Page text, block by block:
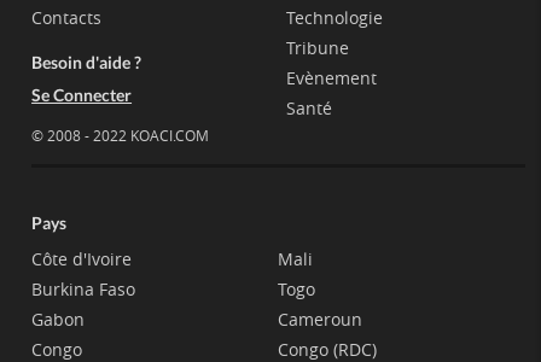
Contacts
Besoin d'aide ?
Se Connecter
© 2008 - 2022 KOACI.COM
Technologie
Tribune
Evènement
Santé
Pays
Côte d'Ivoire
Burkina Faso
Gabon
Congo
Mali
Togo
Cameroun
Congo (RDC)